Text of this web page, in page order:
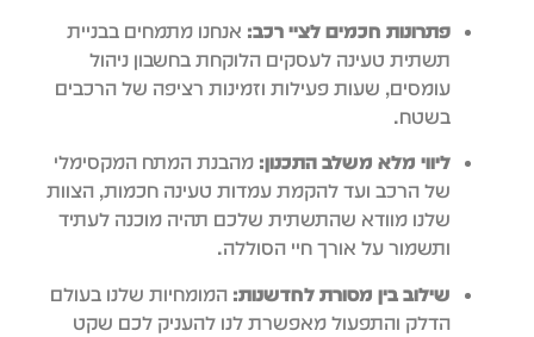
פתרונות חכמים לציי רכב:אנחנו מתמחים בבניית
תשתית טעינה לעסקים הלוקחת בחשבון ניהול
עומסים, שעות פעילות וזמינות רציפה של הרכבים
בשטח.
ליווי מלא משלב התכנון:מהבנת המתח המקסימלי
של הרכב ועד להקמת עמדות טעינה חכמות, הצוות
שלנו מוודא שהתשתית שלכם תהיה מוכנה לעתיד
ותשמור על אורך חיי הסוללה.
שילוב בין מסורת לחדשנות:המומחיות שלנו בעולם
הדלק והתפעול מאפשרת לנו להעניק לכם שקט